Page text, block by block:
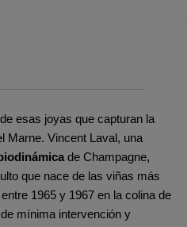
esas joyas que capturan la
Marne. Vincent Laval, una
de Champagne,
que nace de las viñas más
1965 y 1967 en la colina de
mínima intervención y